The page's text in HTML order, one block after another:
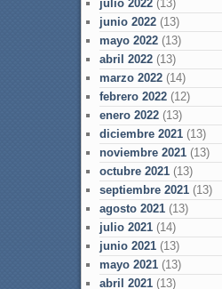
julio 2022(13)
junio 2022(13)
mayo 2022(13)
abril 2022(13)
marzo 2022(14)
febrero 2022(12)
enero 2022(13)
diciembre 2021(13)
noviembre 2021(13)
octubre 2021(13)
septiembre 2021(13)
agosto 2021(13)
julio 2021(14)
junio 2021(13)
mayo 2021(13)
abril 2021(13)